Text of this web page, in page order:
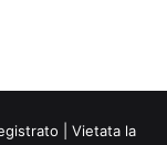
| Vietata la